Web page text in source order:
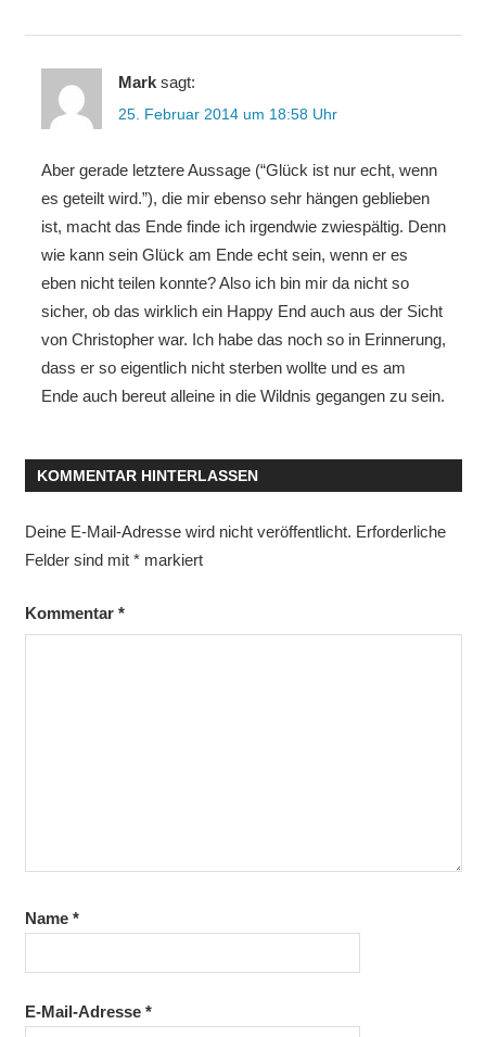
Mark sagt:
25. Februar 2014 um 18:58 Uhr
Aber gerade letztere Aussage (“Glück ist nur echt, wenn
es geteilt wird.”), die mir ebenso sehr hängen geblieben
ist, macht das Ende finde ich irgendwie zwiespältig. Denn
wie kann sein Glück am Ende echt sein, wenn er es
eben nicht teilen konnte? Also ich bin mir da nicht so
sicher, ob das wirklich ein Happy End auch aus der Sicht
von Christopher war. Ich habe das noch so in Erinnerung,
dass er so eigentlich nicht sterben wollte und es am
Ende auch bereut alleine in die Wildnis gegangen zu sein.
KOMMENTAR HINTERLASSEN
Deine E-Mail-Adresse wird nicht veröffentlicht. Erforderliche
Felder sind mit *markiert
Kommentar *
Name *
E-Mail-Adresse *